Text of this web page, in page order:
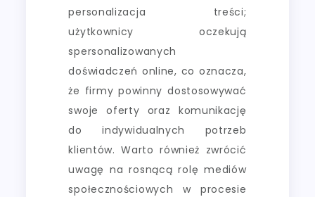
personalizacja treści;
użytkownicy oczekują
spersonalizowanych
doświadczeń online, co oznacza,
że firmy powinny dostosowywać
swoje oferty oraz komunikację
do indywidualnych potrzeb
klientów. Warto również zwrócić
uwagę na rosnącą rolę mediów
społecznościowych w procesie